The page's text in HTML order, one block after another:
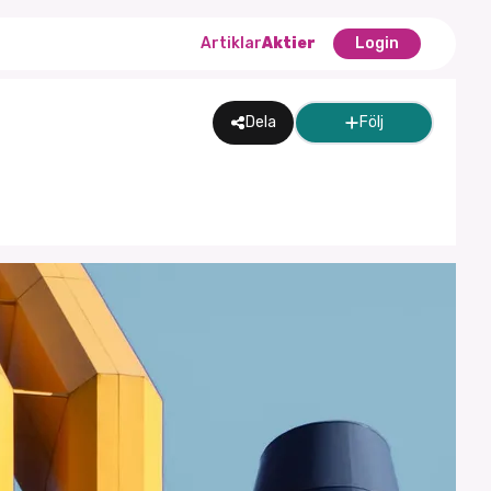
ArtiklarAktier Login
Dela Följ